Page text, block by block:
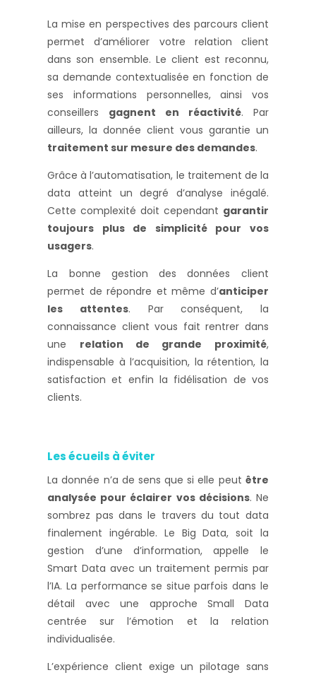
La mise en perspectives des parcours client
permet d’améliorer votre relation client
dans son ensemble. Le client est reconnu,
sa demande contextualisée en fonction de
ses informations personnelles, ainsi vos
conseillers gagnent en réactivité. Par
ailleurs, la donnée client vous garantie un
traitement sur mesure des demandes.
Grâce à l’automatisation, le traitement de la
data atteint un degré d’analyse inégalé.
Cette complexité doit cependant garantir
toujours plus de simplicité pour vos
usagers.
La bonne gestion des données client
permet de répondre et même d’anticiper
les attentes. Par conséquent, la
connaissance client vous fait rentrer dans
une relation de grande proximité,
indispensable à l’acquisition, la rétention, la
satisfaction et enfin la fidélisation de vos
clients.
Les écueils à éviter
La donnée n’a de sens que si elle peut être
analysée pour éclairer vos décisions. Ne
sombrez pas dans le travers du tout data
finalement ingérable. Le Big Data, soit la
gestion d’une d’information, appelle le
Smart Data avec un traitement permis par
l’IA. La performance se situe parfois dans le
détail avec une approche Small Data
centrée sur l’émotion et la relation
individualisée.
L’expérience client exige un pilotage sans